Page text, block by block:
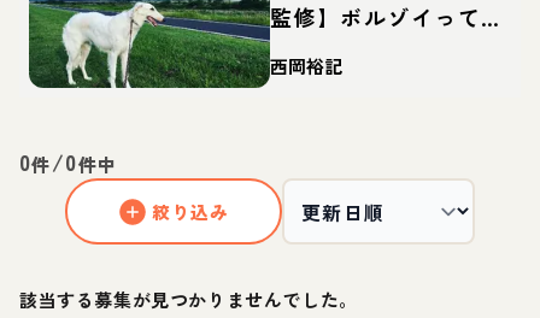
監修】ボルゾイってど
んな犬？性格・特徴・
育て方・迎え方
西岡裕記
0件/0件中
絞り込み
該当する募集が見つかりませんでした。